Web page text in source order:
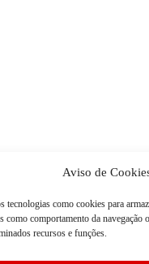
Aviso de
tecnologias como cookies para
como comportamento da
recursos e funções.